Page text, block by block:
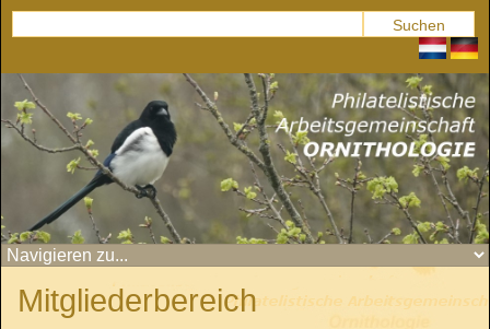
Mitgliederbereich